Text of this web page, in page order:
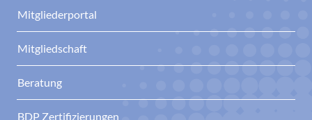
Mitgliederportal
Mitgliedschaft
Beratung
BDP Zertifizierungen